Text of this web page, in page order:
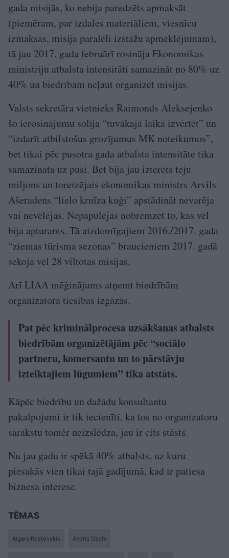
gada misijās, ko nebija paredzēts apmaksāt
(piemēram, par izdales materiāliem, viesnīcu
izmaksas, misija paralēli izstāžu apmeklējumam),
tā jau 2017. gada februārī rosināja Ekonomikas
ministriju atbalsta intensitāti samazināt no 80% uz
40% un biedrībām neļaut organizēt misijas.
Valsts sekretāra vietnieks Raimonds Aleksejenko
šo ierosinājumu solīja “tuvākajā laikā izvērtēt” un
“izdarīt atbilstošus grozījumus MK noteikumos”,
bet tikai pēc pusotra gada atbalsta intensitāte tika
samazināta uz pusi. Bet bija jau iztērēts teju
miljons un toreizējais ekonomikas ministrs Arvils
Ašeradens “lielo kruīza kuģi” apstādināt nevarēja
vai nevēlējās. Nepapūlējās nobremzēt to, kas vēl
bija apturams. Tā aizdomīgajiem 2016./2017. gada
“ziemas tūrisma sezonas” braucieniem 2017. gadā
sekoja vēl 28 viltotas misijas.
Arī LIAA mēģinājums atņemt biedrībām
organizatora tiesības izgāzās.
Pat pēc kriminālprocesa uzsākšanas atbalsts
biedrībām organizētājām pēc “sociālo
partneru, komersantu un to pārstāvju
izteiktajiem lūgumiem” tika atstāts.
Kāpēc biedrību un dažādu konsultantu
pakalpojumi ir tik iecienīti, ka tos no organizatoru
sarakstu tomēr neizslēdza, jau ir cits stāsts.
Nu jau gadu ir spēkā 40% atbalsts, uz kuru
piesakās vien tikai tajā gadījumā, kad ir patiesa
biznesa interese.
TĒMAS
Aigars Rostovskis Andris Ozols